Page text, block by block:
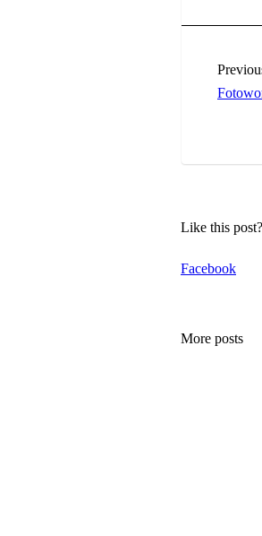
Like this post?
Facebook
More posts